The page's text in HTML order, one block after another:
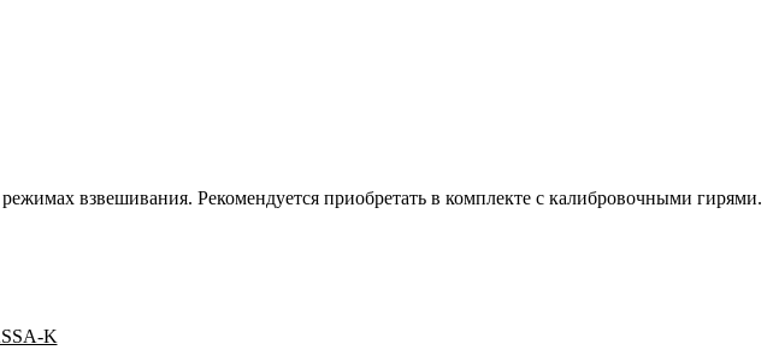
взвешивания. Рекомендуется приобретать в комплекте с калибровочными гирями.
K